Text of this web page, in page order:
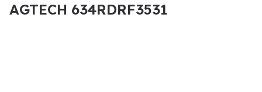
AGTECH 634RDRF3531